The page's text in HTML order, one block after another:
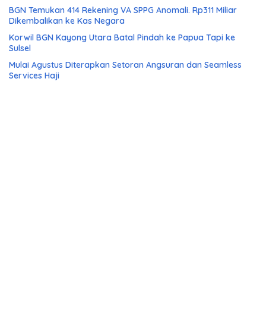
BGN Temukan 414 Rekening VA SPPG Anomali. Rp311 Miliar
Dikembalikan ke Kas Negara
Korwil BGN Kayong Utara Batal Pindah ke Papua Tapi ke
Sulsel
Mulai Agustus Diterapkan Setoran Angsuran dan Seamless
Services Haji